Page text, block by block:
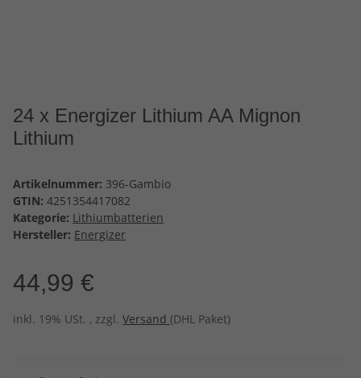
24 x Energizer Lithium AA Mignon
Lithium
Artikelnummer: 396-Gambio
GTIN: 4251354417082
Kategorie: Lithiumbatterien
Hersteller: Energizer
44,99 €
inkl. 19% USt. , zzgl. Versand (DHL Paket)